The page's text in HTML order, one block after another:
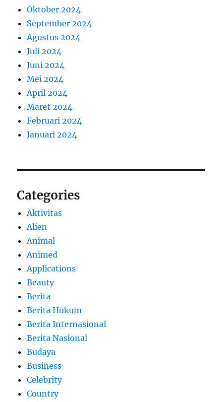
Oktober 2024
September 2024
Agustus 2024
Juli 2024
Juni 2024
Mei 2024
April 2024
Maret 2024
Februari 2024
Januari 2024
Categories
Aktivitas
Alien
Animal
Animed
Applications
Beauty
Berita
Berita Hukum
Berita Internasional
Berita Nasional
Budaya
Business
Celebrity
Country